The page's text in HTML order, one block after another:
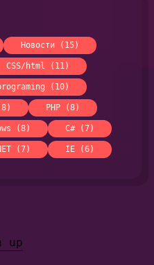
Новости (15)
CSS/html (11)
(10)
PHP (8)
(8) C# (7)
(7) IE (6)
up